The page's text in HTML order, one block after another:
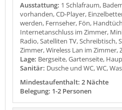
Ausstattung: 1 Schlafraum,
vorhanden, CD-Player,
werden, Fernseher, Fön,
Internetanschluss im Zimmer,
Radio, Satelliten TV, Schreibtisch,
Zimmer, Wireless Lan im Zimmer,
Lage: Bergseite, Gartenseite,
Sanitär: Dusche und WC, WC,
Mindestaufenthalt: 2 Nächte
Belegung: 1-2 Personen